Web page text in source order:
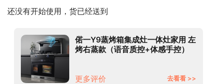
还没有开始使用，货已经送到
偌一Y9蒸烤箱集成灶一体灶家用 左
烤右蒸款（语音质控+体感手控）
更多评价 去看看 >>